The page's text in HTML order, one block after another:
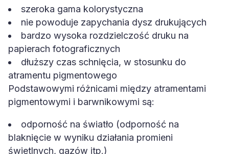
szeroka gama kolorystyczna
nie powoduje zapychania dysz drukujących
bardzo wysoka rozdzielczość druku na
papierach fotograficznych
dłuższy czas schnięcia, w stosunku do
atramentu pigmentowego
Podstawowymi różnicami między atramentami
pigmentowymi i barwnikowymi są:
odporność na światło (odporność na
blaknięcie w wyniku działania promieni
świetlnych, gazów itp.)